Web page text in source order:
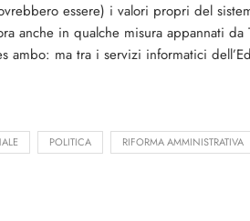
essere) i valori propri del
anche in qualche misura appannati da
ambo: ma tra i servizi informatici
POLITICA RIFORMA AMMINISTRATIVA